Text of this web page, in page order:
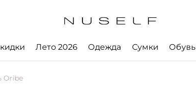
Лето 2026 Одежда Сумки Обувь
Oribe